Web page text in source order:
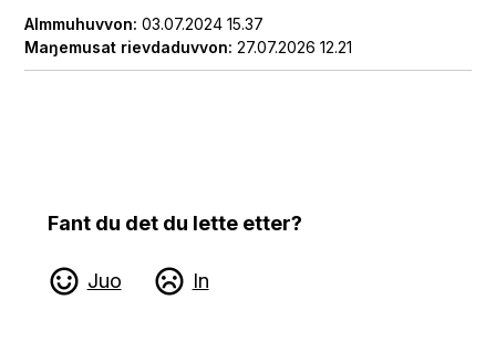
Almmuhuvvon 03.07.2024 15.37
Maŋemusat rievdaduvvon 27.07.2026 12.21
Fant du det du lette etter?
Juo In